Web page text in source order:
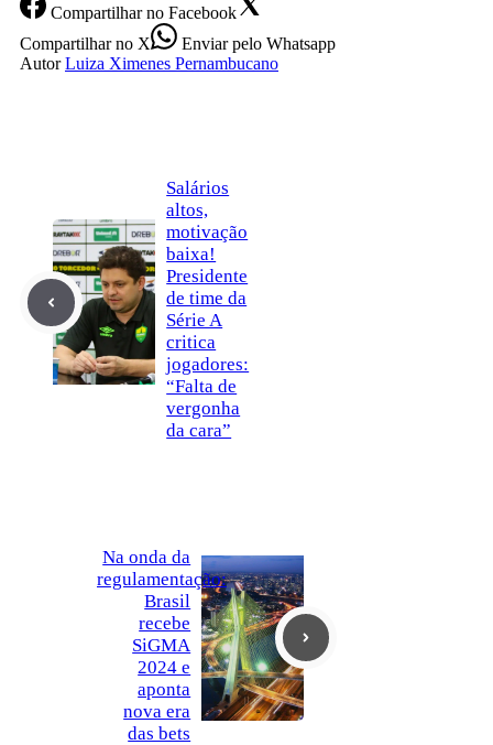
Compartilharno Facebook
Compartilharno X Enviarpelo Whatsapp
Autor Luiza Ximenes Pernambucano
Salários
altos,
motivação
baixa!
Presidente
de time da
Série A
critica
jogadores:
“Falta de
vergonha
da cara”
Na onda da
regulamentação:
Brasil
recebe
SiGMA
2024 e
aponta
nova era
das bets